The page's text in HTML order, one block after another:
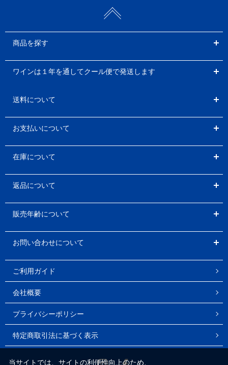
商品を探す
ワインは１年を通してクール便で発送します
送料について
お支払いについて
在庫について
返品について
販売年齢について
お問い合わせについて
ご利用ガイド
会社概要
プライバシーポリシー
特定商取引法に基づく表示
Instagram
当サイトでは、サイトの利便性向上のため、